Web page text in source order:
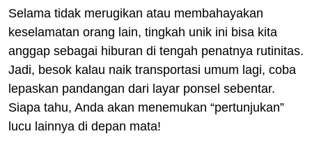
Selama tidak merugikan atau membahayakan
keselamatan orang lain, tingkah unik ini bisa kita
anggap sebagai hiburan di tengah penatnya rutinitas.
Jadi, besok kalau naik transportasi umum lagi, coba
lepaskan pandangan dari layar ponsel sebentar.
Siapa tahu, Anda akan menemukan “pertunjukan”
lucu lainnya di depan mata!